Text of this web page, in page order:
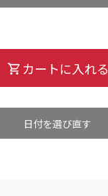
日付を選び直す
カートに入れる